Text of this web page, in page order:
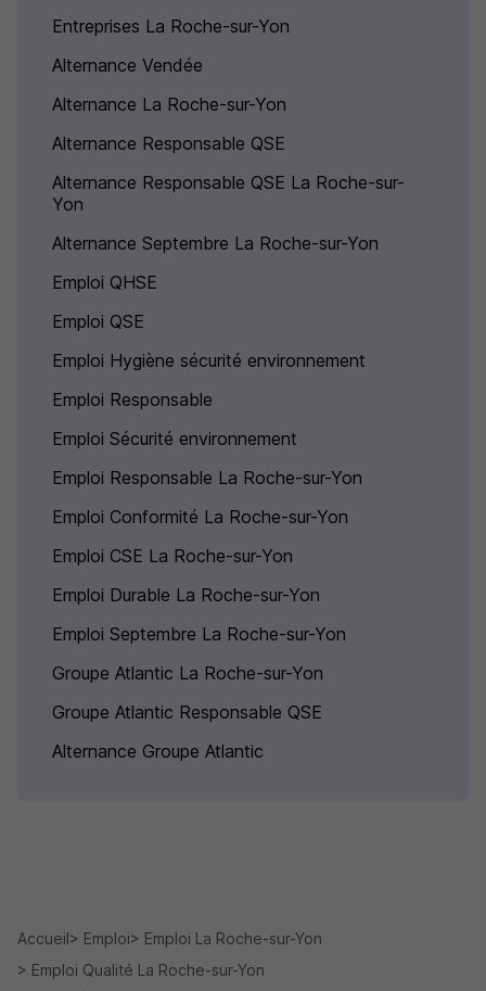
Entreprises La Roche-sur-Yon
Alternance Vendée
Alternance La Roche-sur-Yon
Alternance Responsable QSE
Alternance Responsable QSE La Roche-sur-
Yon
Alternance Septembre La Roche-sur-Yon
Emploi QHSE
Emploi QSE
Emploi Hygiène sécurité environnement
Emploi Responsable
Emploi Sécurité environnement
Emploi Responsable La Roche-sur-Yon
Emploi Conformité La Roche-sur-Yon
Emploi CSE La Roche-sur-Yon
Emploi Durable La Roche-sur-Yon
Emploi Septembre La Roche-sur-Yon
Groupe Atlantic La Roche-sur-Yon
Groupe Atlantic Responsable QSE
Alternance Groupe Atlantic
Accueil Emploi
Emploi La Roche-sur-Yon
Emploi Qualité La Roche-sur-Yon